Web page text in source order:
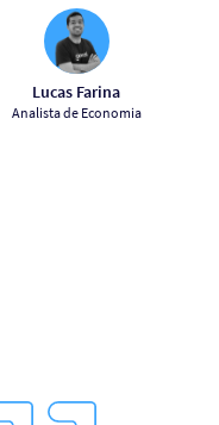
Lucas Farina
Analista de Economia